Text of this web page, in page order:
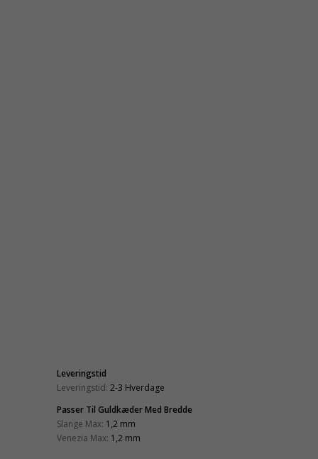
Leveringstid
Leveringstid: 2-3 Hverdage
Passer Til Guldkæder Med Bredde
Slange Max: 1,2 mm
Venezia Max: 1,2 mm